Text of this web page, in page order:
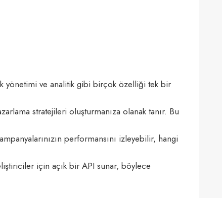
yönetimi ve analitik gibi birçok özelliği tek bir
stratejileri oluşturmanıza olanak tanır. Bu
performansını izleyebilir, hangi
için açık bir API sunar, böylece